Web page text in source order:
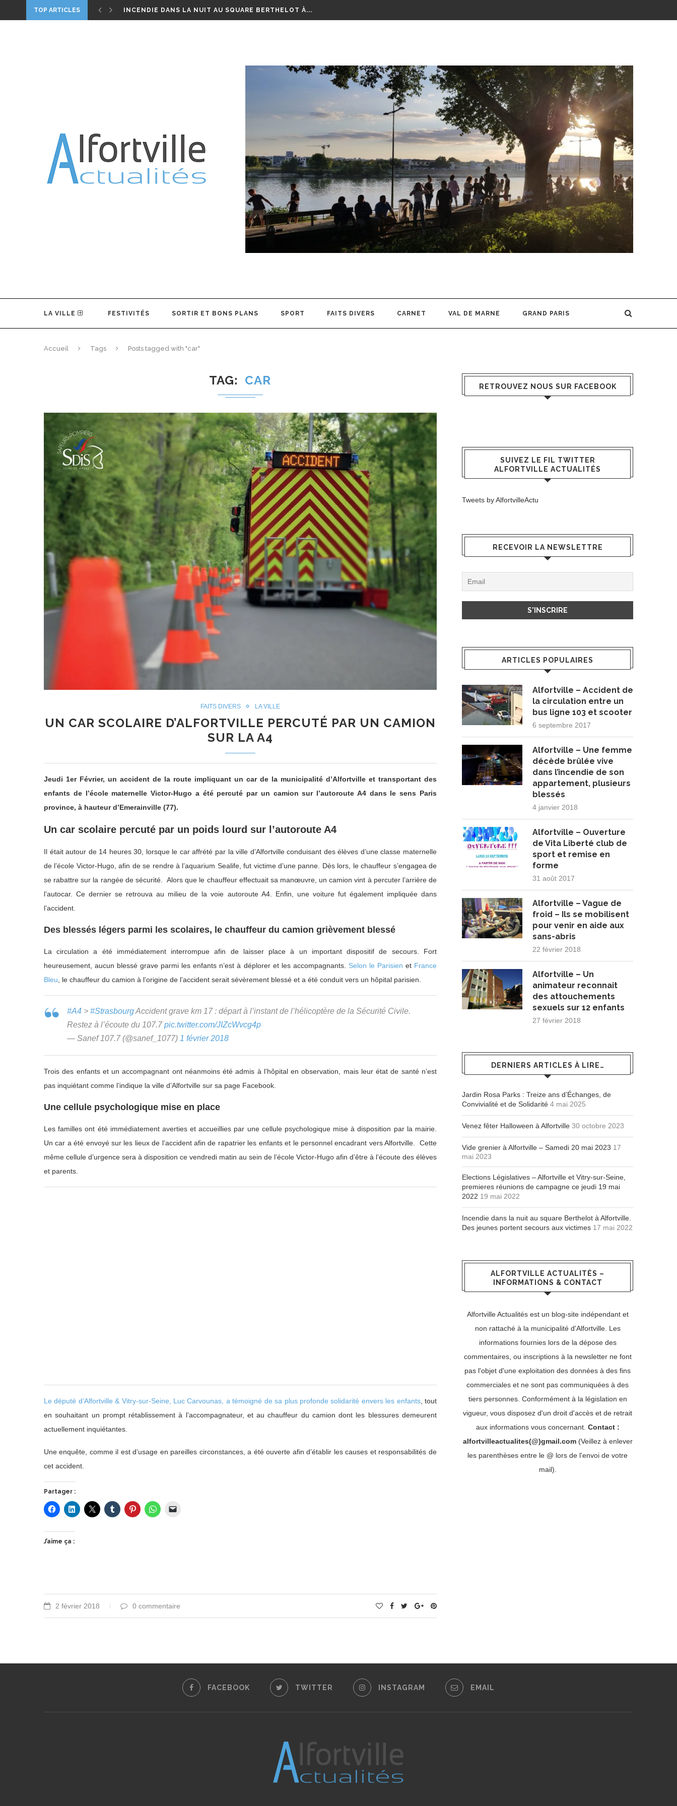
TOP ARTICLES
INCENDIE DANS LA NUIT AU SQUARE BERTHELOT À...
ALFORTVILLE, UN HOMME MEURT POIGNARDÉ À MICOLON
JARDIN ROSA PARKS : TREIZE ANS D’ÉCHANGES, DE...
LA VILLE FESTIVITÉS SORTIR ET BONS PLANS SPORT FAITS DIVERS CARNET VAL DE MARNE GRAND PARIS
Accueil Tags Posts tagged with "car"
TAG CAR
FAITS DIVERS LA VILLE
UN CAR SCOLAIRE D’ALFORTVILLE PERCUTÉ PAR UN CAMION
SUR LA A4
Jeudi 1er Février, un accident de la route impliquant un car de la municipalité d’Alfortville et transportant des
enfants de l’école maternelle Victor-Hugo a été percuté par un camion sur l’autoroute A4 dans le sens Paris
province, à hauteur d’Emerainville (77).
Un car scolaire percuté par un poids lourd sur l’autoroute A4
Il était autour de 14 heures 30, lorsque le car affrété par la ville d’Alfortville conduisant des élèves d’une classe maternelle
de l’école Victor-Hugo, afin de se rendre à l’aquarium Sealife, fut victime d’une panne. Dès lors, le chauffeur s’engagea de
se rabattre sur la rangée de sécurité. Alors que le chauffeur effectuait sa manœuvre, un camion vint à percuter l’arrière de
l’autocar. Ce dernier se retrouva au milieu de la voie autoroute A4. Enfin, une voiture fut également impliquée dans
l’accident.
Des blessés légers parmi les scolaires, le chauffeur du camion grièvement blessé
La circulation a été immédiatement interrompue afin de laisser place à un important dispositif de secours. Fort
heureusement, aucun blessé grave parmi les enfants n’est à déplorer et les accompagnants. Selon le Parisien et France
Bleu , le chauffeur du camion à l’origine de l’accident serait sévèrement blessé et a été conduit vers un hôpital parisien.
#A4 > #StrasbourgAccident grave km 17 : départ à l’instant de l’hélicoptère de la Sécurité Civile.
Restez à l’écoute du 107.7pic.twitter.com/JIZcWvcg4p
— Sanef 107.7 (@sanef_1077) 1 février 2018
Trois des enfants et un accompagnant ont néanmoins été admis à l’hôpital en observation, mais leur état de santé n’est
pas inquiétant comme l’indique la ville d’Alfortville sur sa page Facebook.
Une cellule psychologique mise en place
Les familles ont été immédiatement averties et accueillies par une cellule psychologique mise à disposition par la mairie.
Un car a été envoyé sur les lieux de l’accident afin de rapatrier les enfants et le personnel encadrant vers Alfortville. Cette
même cellule d’urgence sera à disposition ce vendredi matin au sein de l’école Victor-Hugo afin d’être à l’écoute des élèves
et parents.
Le député d’Alfortville & Vitry-sur-Seine, Luc Carvounas, a témoigné de sa plus profonde solidarité envers les enfants, tout
en souhaitant un prompt rétablissement à l’accompagnateur, et au chauffeur du camion dont les blessures demeurent
actuellement inquiétantes.
Une enquête, comme il est d’usage en pareilles circonstances, a été ouverte afin d’établir les causes et responsabilités de
cet accident.
Partager :
J’aime ça :
2 février 2018 0 commentaire
RETROUVEZ NOUS SUR FACEBOOK
SUIVEZ LE FIL TWITTER
ALFORTVILLE ACTUALITÉS
Tweets by AlfortvilleActu
RECEVOIR LA NEWSLETTRE
ARTICLES POPULAIRES
Alfortville – Accident de
la circulation entre un
bus ligne 103 et scooter
6 septembre 2017
Alfortville – Une femme
décède brûlée vive
dans l’incendie de son
appartement, plusieurs
blessés
4 janvier 2018
Alfortville – Ouverture
de Vita Liberté club de
sport et remise en
forme
31 août 2017
Alfortville – Vague de
froid – Ils se mobilisent
pour venir en aide aux
sans-abris
22 février 2018
Alfortville – Un
animateur reconnait
des attouchements
sexuels sur 12 enfants
27 février 2018
DERNIERS ARTICLES À LIRE…
Jardin Rosa Parks : Treize ans d’Échanges, de
Convivialité et de Solidarité 4 mai 2025
Venez fêter Halloween à Alfortville 30 octobre 2023
Vide grenier à Alfortville – Samedi 20 mai 2023 17
mai 2023
Elections Législatives – Alfortville et Vitry-sur-Seine,
premieres réunions de campagne ce jeudi 19 mai
2022 19 mai 2022
Incendie dans la nuit au square Berthelot à Alfortville.
Des jeunes portent secours aux victimes 17 mai 2022
ALFORTVILLE ACTUALITÉS –
INFORMATIONS & CONTACT
Alfortville Actualités est un blog-site indépendant et
non rattaché à la municipalité d'Alfortville. Les
informations fournies lors de la dépose des
commentaires, ou inscriptions à la newsletter ne font
pas l'objet d'une exploitation des données à des fins
commerciales et ne sont pas communiquées à des
tiers personnes. Conformément à la législation en
vigueur, vous disposez d'un droit d'accès et de retrait
aux informations vous concernant. Contact :
alfortvilleactualites(@)gmail.com(Veillez à enlever
les parenthèses entre le @ lors de l'envoi de votre
mail).
FACEBOOK TWITTER INSTAGRAM EMAIL